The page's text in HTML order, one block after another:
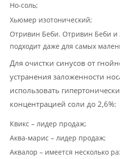
Но-соль;
Хьюмер изотонический;
Отривин Беби. Отривин Беби
подходит даже для самых
Для очистки синусов от
устранения заложенности
использовать
концентрацией соли до 2,6%:
Квикс – лидер продаж;
Аква-марис – лидер продаж;
Аквалор – имеется несколько